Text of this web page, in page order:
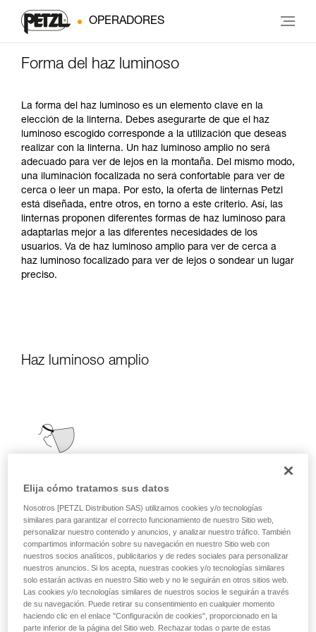
OPERADORES
Forma del haz luminoso
La forma del haz luminoso es un elemento clave en la
elección de la linterna. Debes asegurarte de que el haz
luminoso escogido corresponde a la utilización que deseas
realizar con la linterna. Un haz luminoso amplio no será
adecuado para ver de lejos en la montaña. Del mismo modo,
una iluminación focalizada no será confortable para ver de
cerca o leer un mapa. Por esto, la oferta de linternas Petzl
está diseñada, entre otros, en torno a este criterio. Así, las
linternas proponen diferentes formas de haz luminoso para
adaptarlas mejor a las diferentes necesidades de los
usuarios. Va de haz luminoso amplio para ver de cerca a
haz luminoso focalizado para ver de lejos o sondear un lugar
preciso.
Haz luminoso amplio
Elija cómo tratamos sus datos
Nosotros [PETZL Distribution SAS) utilizamos cookies y/o tecnologías
similares para garantizar el correcto funcionamiento de nuestro Sitio web,
personalizar nuestro contenido y anuncios, y analizar nuestro tráfico. También
compartimos información sobre su navegación en nuestro Sitio web con
nuestros socios analíticos, publicitarios y de redes sociales para personalizar
nuestros anuncios. Si los acepta, nuestras cookies y/o tecnologías similares
solo estarán activas en nuestro Sitio web y no le seguirán en otros sitios web.
Las cookies y/o tecnologías similares de nuestros socios le seguirán a través
de su navegación. Puede retirar su consentimiento en cualquier momento
haciendo clic en el enlace "Configuración de cookies", proporcionado en la
parte inferior de la página del Sitio web. Rechazar todas o parte de estas